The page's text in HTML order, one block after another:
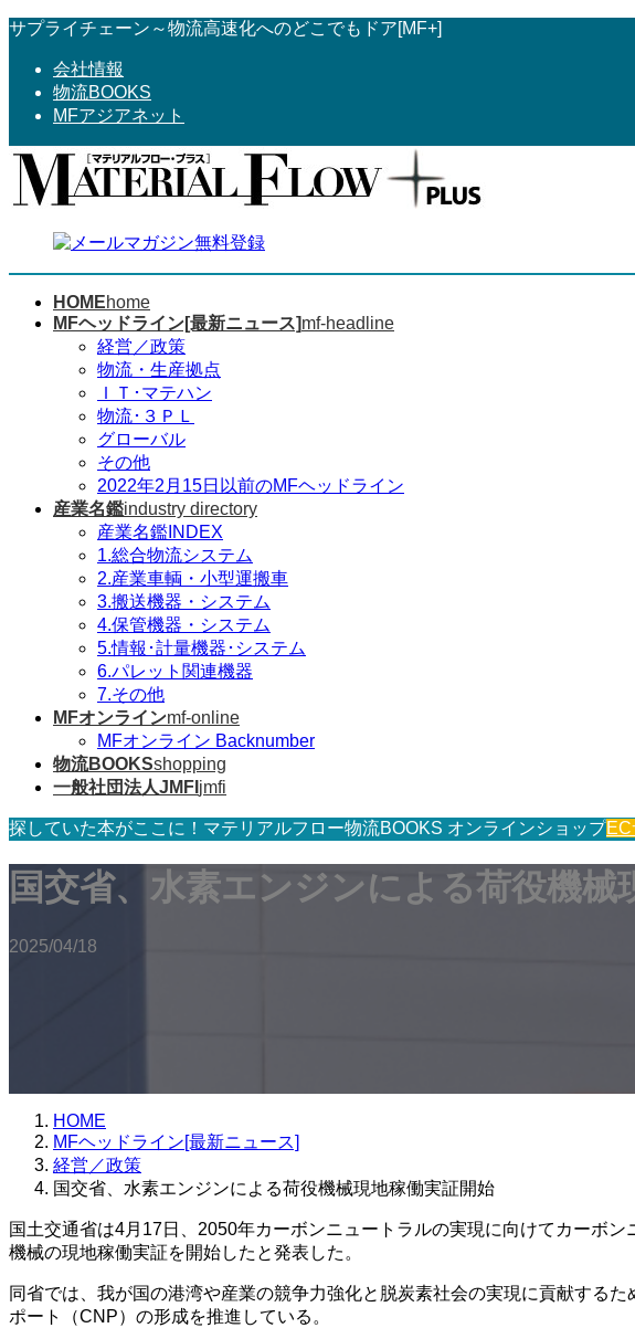
コ
へ
ス
ナ
ョ
ン
サプライチェーン～物流高速化へのどこでもドア[MF+]
会社情報
物流BOOKS
MFアジアネット
HOMEhome
MFヘッドライン[最新ニュース]mf-headline
経営／政策
物流・生産拠点
ＩＴ･マテハン
物流･３ＰＬ
グローバル
その他
2022年2月15日以前のMFヘッドライン
産業名鑑industry directory
産業名鑑INDEX
1.総合物流システム
2.産業車輌・小型運搬車
3.搬送機器・システム
4.保管機器・システム
5.情報･計量機器･システム
6.パレット関連機器
7.その他
MFオンラインmf-online
MFオンライン Backnumber
物流BOOKSshopping
一般社団法人JMFI jmfi
探していた本がここに！マテリアルフロー物流BOOKS オンラインショップ
国交省、水素エンジンによる荷役機械
2025/04/18
HOME
MFヘッドライン[最新ニュース]
経営／政策
国交省、水素エンジンによる荷役機械現地稼働実証開始
国土交通省は4月17日、2050年カーボンニュートラルの実現に向けてカーボ
機械の現地稼働実証を開始したと発表した。
同省では、我が国の港湾や産業の競争力強化と脱炭素社会の実現に貢献する
ポート（CNP）の形成を推進している。